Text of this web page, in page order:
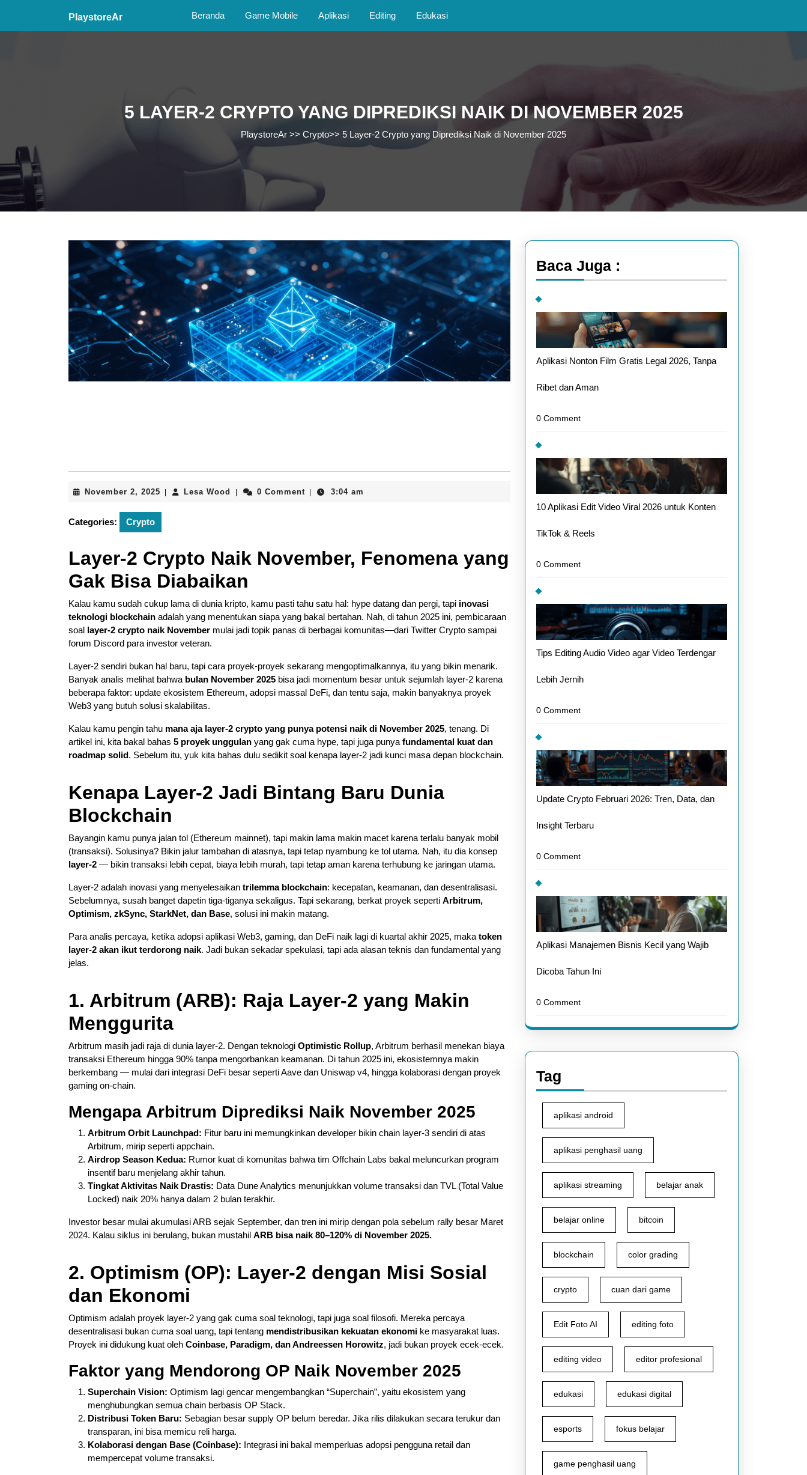
content
PlaystoreAr Beranda Game Mobile Aplikasi Editing Edukasi
5 LAYER-2 CRYPTO YANG DIPREDIKSI NAIK DI NOVEMBER 2025
PlaystoreAr >> Crypto>> 5 Layer-2 Crypto yang Diprediksi Naik di November 2025
November 2, 2025 November
2025
Lesa Wood
Lesa
0 Comment 3:04 am
Categories: Crypto
Layer-2 Crypto Naik November, Fenomena yang
Gak Bisa Diabaikan
Kalau kamu sudah cukup lama di dunia kripto, kamu pasti tahu satu hal: hype datang dan pergi, tapi inovasi
teknologi blockchain adalah yang menentukan siapa yang bakal bertahan. Nah, di tahun 2025 ini, pembicaraan
soal layer-2 crypto naik November mulai jadi topik panas di berbagai komunitas—dari Twitter Crypto sampai
forum Discord para investor veteran.
Layer-2 sendiri bukan hal baru, tapi cara proyek-proyek sekarang mengoptimalkannya, itu yang bikin menarik.
Banyak analis melihat bahwa bulan November 2025 bisa jadi momentum besar untuk sejumlah layer-2 karena
beberapa faktor: update ekosistem Ethereum, adopsi massal DeFi, dan tentu saja, makin banyaknya proyek
Web3 yang butuh solusi skalabilitas.
Kalau kamu pengin tahu mana aja layer-2 crypto yang punya potensi naik di November 2025, tenang. Di
artikel ini, kita bakal bahas 5 proyek unggulan yang gak cuma hype, tapi juga punya fundamental kuat dan
roadmap solid. Sebelum itu, yuk kita bahas dulu sedikit soal kenapa layer-2 jadi kunci masa depan blockchain.
Kenapa Layer-2 Jadi Bintang Baru Dunia
Blockchain
Bayangin kamu punya jalan tol (Ethereum mainnet), tapi makin lama makin macet karena terlalu banyak mobil
(transaksi). Solusinya? Bikin jalur tambahan di atasnya, tapi tetap nyambung ke tol utama. Nah, itu dia konsep
layer-2 — bikin transaksi lebih cepat, biaya lebih murah, tapi tetap aman karena terhubung ke jaringan utama.
Layer-2 adalah inovasi yang menyelesaikan trilemma blockchain: kecepatan, keamanan, dan desentralisasi.
Sebelumnya, susah banget dapetin tiga-tiganya sekaligus. Tapi sekarang, berkat proyek seperti Arbitrum,
Optimism, zkSync, StarkNet, dan Base, solusi ini makin matang.
Para analis percaya, ketika adopsi aplikasi Web3, gaming, dan DeFi naik lagi di kuartal akhir 2025, maka token
layer-2 akan ikut terdorong naik. Jadi bukan sekadar spekulasi, tapi ada alasan teknis dan fundamental yang
jelas.
1. Arbitrum (ARB): Raja Layer-2 yang Makin
Menggurita
Arbitrum masih jadi raja di dunia layer-2. Dengan teknologi Optimistic Rollup, Arbitrum berhasil menekan biaya
transaksi Ethereum hingga 90% tanpa mengorbankan keamanan. Di tahun 2025 ini, ekosistemnya makin
berkembang — mulai dari integrasi DeFi besar seperti Aave dan Uniswap v4, hingga kolaborasi dengan proyek
gaming on-chain.
Mengapa Arbitrum Diprediksi Naik November 2025
Arbitrum Orbit Launchpad: Fitur baru ini memungkinkan developer bikin chain layer-3 sendiri di atas
Arbitrum, mirip seperti appchain.
Airdrop Season Kedua: Rumor kuat di komunitas bahwa tim Offchain Labs bakal meluncurkan program
insentif baru menjelang akhir tahun.
Tingkat Aktivitas Naik Drastis: Data Dune Analytics menunjukkan volume transaksi dan TVL (Total Value
Locked) naik 20% hanya dalam 2 bulan terakhir.
Investor besar mulai akumulasi ARB sejak September, dan tren ini mirip dengan pola sebelum rally besar Maret
2024. Kalau siklus ini berulang, bukan mustahil ARB bisa naik 80–120% di November 2025.
2. Optimism (OP): Layer-2 dengan Misi Sosial
dan Ekonomi
Optimism adalah proyek layer-2 yang gak cuma soal teknologi, tapi juga soal filosofi. Mereka percaya
desentralisasi bukan cuma soal uang, tapi tentang mendistribusikan kekuatan ekonomi ke masyarakat luas.
Proyek ini didukung kuat oleh Coinbase, Paradigm, dan Andreessen Horowitz, jadi bukan proyek ecek-ecek.
Faktor yang Mendorong OP Naik November 2025
Superchain Vision: Optimism lagi gencar mengembangkan “Superchain”, yaitu ekosistem yang
menghubungkan semua chain berbasis OP Stack.
Distribusi Token Baru: Sebagian besar supply OP belum beredar. Jika rilis dilakukan secara terukur dan
transparan, ini bisa memicu reli harga.
Kolaborasi dengan Base (Coinbase): Integrasi ini bakal memperluas adopsi pengguna retail dan
mempercepat volume transaksi.
Baca Juga :
Aplikasi Nonton Film Gratis Legal 2026, Tanpa
Ribet dan Aman
0 Comment
10 Aplikasi Edit Video Viral 2026 untuk Konten
TikTok & Reels
0 Comment
Tips Editing Audio Video agar Video Terdengar
Lebih Jernih
0 Comment
Update Crypto Februari 2026: Tren, Data, dan
Insight Terbaru
0 Comment
Aplikasi Manajemen Bisnis Kecil yang Wajib
Dicoba Tahun Ini
0 Comment
Tag
aplikasi android
aplikasi penghasil uang
aplikasi streaming belajar anak
belajar online bitcoin
blockchain color grading
crypto cuan dari game
Edit Foto AI editing foto
editing video editor profesional
edukasi edukasi digital
esports fokus belajar
game penghasil uang